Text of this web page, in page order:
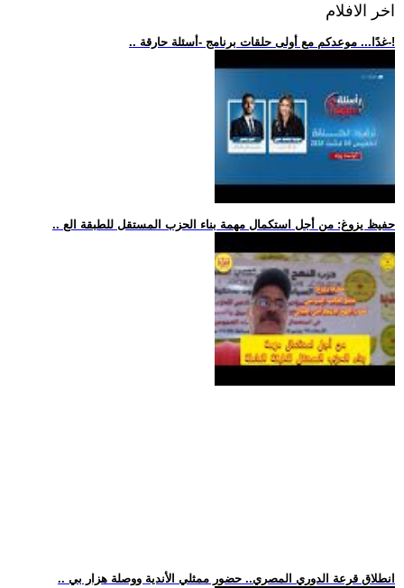
اخر الافلام
.. غدًا... موعدكم مع أولى حلقات برنامج -أسئلة حارقة-!
.. حفيظ يزوغ: من أجل استكمال مهمة بناء الحزب المستقل للطبقة الع
.. انطلاق قرعة الدوري المصري.. حضور ممثلي الأندية ووصلة هزار بي